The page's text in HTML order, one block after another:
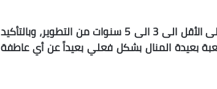
كل هذا لا يؤكد الا أن امكانية صدور جزء جديد للعبة سيحتاج على الأقل الى 3 الى 5 سنوات من التطوير، وبالتأكيد
تبدو اللعبة بعيدة المنال بشكل فعلي بعيداً عن أي عاطفة